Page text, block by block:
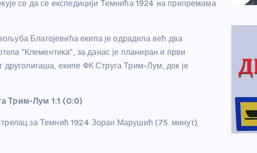
се да се експедицији Темнића 1924 на припремама
Благојевића екипа је одрадила већ два
“Клементика”, за данас је планиран и први
друголигаша, екипе ФК Струга Трим-Лум, док је
Трим-Лум 1:1 (0:0)
за Темнић 1924 Зоран Марушић (75. минут),